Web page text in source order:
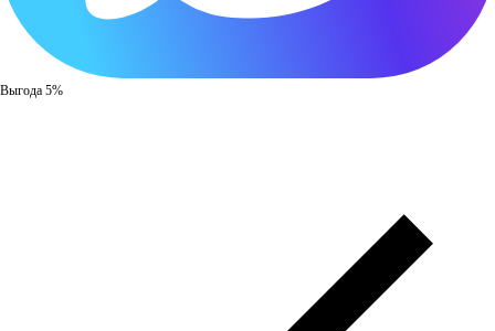
Выгода 5%